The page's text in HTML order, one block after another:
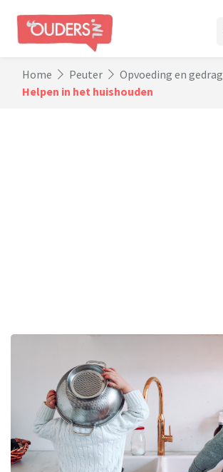
Home Peuter
Opvoeding en gedrag
Helpen in het huishouden